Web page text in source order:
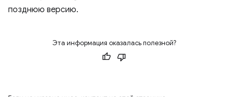
позднюю версию.
Эта информация оказалась полезной?